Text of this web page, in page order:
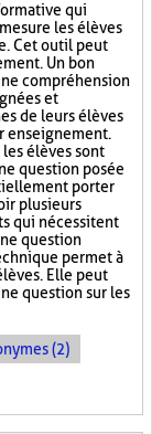
qui
les élèves
Cet outil peut
Un bon
compréhension
et
de leurs élèves
enseignement.
élèves sont
question posée
porter
plusieurs
qui nécessitent
question
permet à
Elle peut
question sur les
(2)